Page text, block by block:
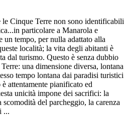
le Cinque Terre non sono identificabili
particolare a Manarola e
tempo, per nulla adattato alla
località; la vita degli abitanti è
dal turismo. Questo è senza dubbio
una dimensione diversa, lontana
tempo lontana dai paradisi turistici
attentamente pianificato ed
unicità impone dei sacrifici: la
del parcheggio, la carenza
...